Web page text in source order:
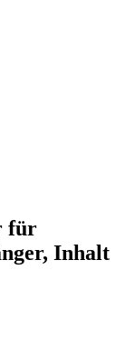
für
Inhalt